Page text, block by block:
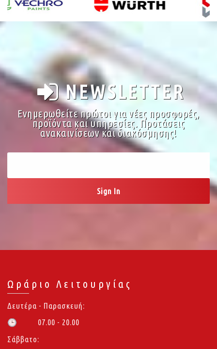
NEWSLETTER
Ενημερωθείτε πρώτοι για νέες προσφορές,
προϊόντα και υπηρεσίες. Προτάσεις
ανακαινίσεων και διακόσμησης!
Ωράριο Λειτουργίας
Δευτέρα - Παρασκευή:
🕒 07.00 - 20.00
Σάββατο: